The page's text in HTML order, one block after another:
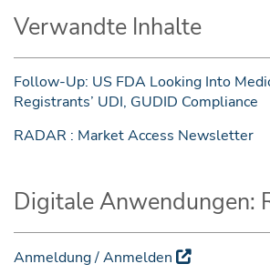
Verwandte Inhalte
Follow-Up: US FDA Looking Into
Registrants’ UDI, GUDID Compliance
RADAR : Market Access Newsletter
Digitale Anwendungen:
Anmeldung / Anmelden